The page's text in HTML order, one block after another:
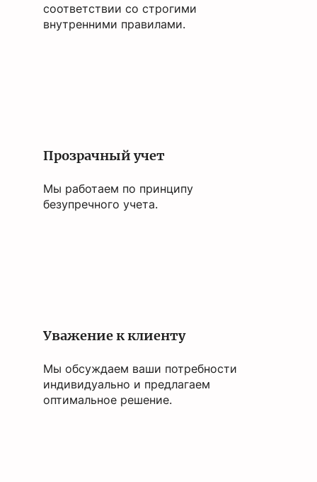
соответствии со строгими
внутренними правилами.
Прозрачный учет
Мы работаем по принципу
безупречного учета.
Уважение к клиенту
Мы обсуждаем ваши потребности
индивидуально и предлагаем
оптимальное решение.